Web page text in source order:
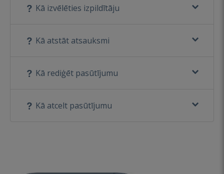
Kā izvēlēties izpildītāju
Kā atstāt atsauksmi
Kā rediģēt pasūtījumu
Kā atcelt pasūtījumu